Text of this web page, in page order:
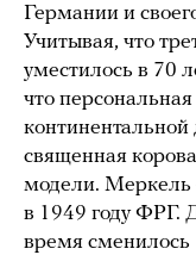
Германии и
Учитывая, что
уместилось в 70
что
континентальной
священная
модели. Меркель
в 1949 году ФРГ.
время сменилось